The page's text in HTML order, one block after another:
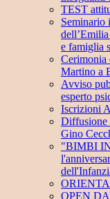
TEST
Seminario
e famiglia
Cerimonia
Martino a
Avviso
esperto
Iscrizioni
Diffusione
Gino
"BIMBI IN
ORIENTA
OPEN